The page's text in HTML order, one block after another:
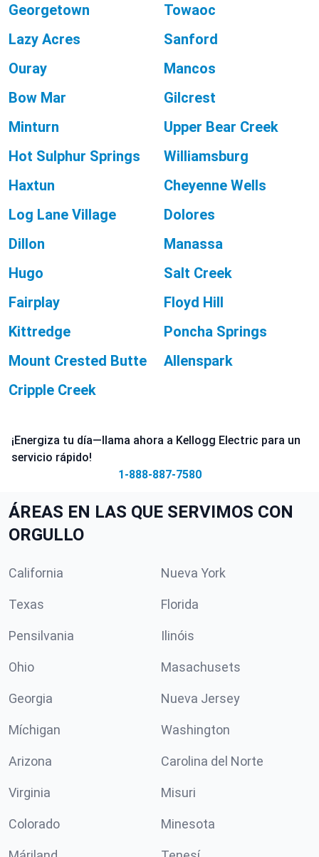
Georgetown
Towaoc
Lazy Acres
Sanford
Ouray
Mancos
Bow Mar
Gilcrest
Minturn
Upper Bear Creek
Hot Sulphur Springs
Williamsburg
Haxtun
Cheyenne Wells
Log Lane Village
Dolores
Dillon
Manassa
Hugo
Salt Creek
Fairplay
Floyd Hill
Kittredge
Poncha Springs
Mount Crested Butte
Allenspark
Cripple Creek
¡Energiza tu día—llama ahora a Kellogg Electric para un
servicio rápido!
1-888-887-7580
ÁREAS EN LAS QUE SERVIMOS CON
ORGULLO
California Nueva York
Texas Florida
Pensilvania Ilinóis
Ohio Masachusets
Georgia Nueva Jersey
Míchigan Washington
Arizona Carolina del Norte
Virginia Misuri
Colorado Minesota